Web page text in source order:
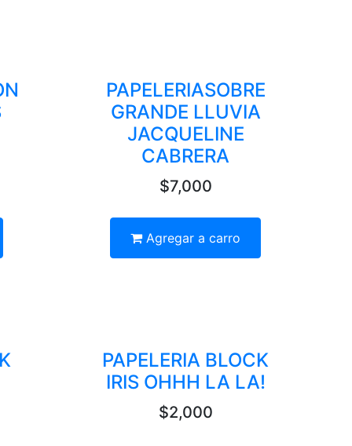
PAPELERIASOBRE
GRANDE LLUVIA
JACQUELINE
CABRERA
$7,000
Agregar a carro
PAPELERIA BLOCK
IRIS OHHH LA LA!
$2,000